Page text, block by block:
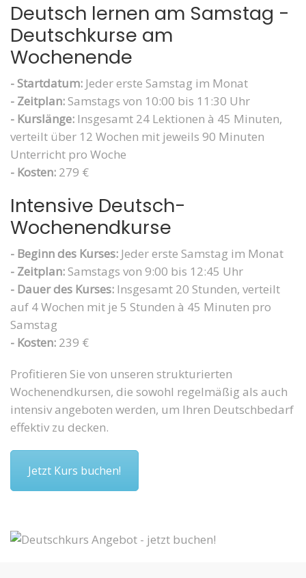
Deutsch lernen am Samstag -
Deutschkurse am
Wochenende
- Startdatum: Jeder erste Samstag im Monat
- Zeitplan: Samstags von 10:00 bis 11:30 Uhr
- Kurslänge: Insgesamt 24 Lektionen à 45 Minuten,
verteilt über 12 Wochen mit jeweils 90 Minuten
Unterricht pro Woche
- Kosten: 279 €
Intensive Deutsch-
Wochenendkurse
- Beginn des Kurses: Jeder erste Samstag im Monat
- Zeitplan: Samstags von 9:00 bis 12:45 Uhr
- Dauer des Kurses: Insgesamt 20 Stunden, verteilt
auf 4 Wochen mit je 5 Stunden à 45 Minuten pro
Samstag
- Kosten: 239 €
Profitieren Sie von unseren strukturierten
Wochenendkursen, die sowohl regelmäßig als auch
intensiv angeboten werden, um Ihren Deutschbedarf
effektiv zu decken.
Jetzt Kurs buchen!